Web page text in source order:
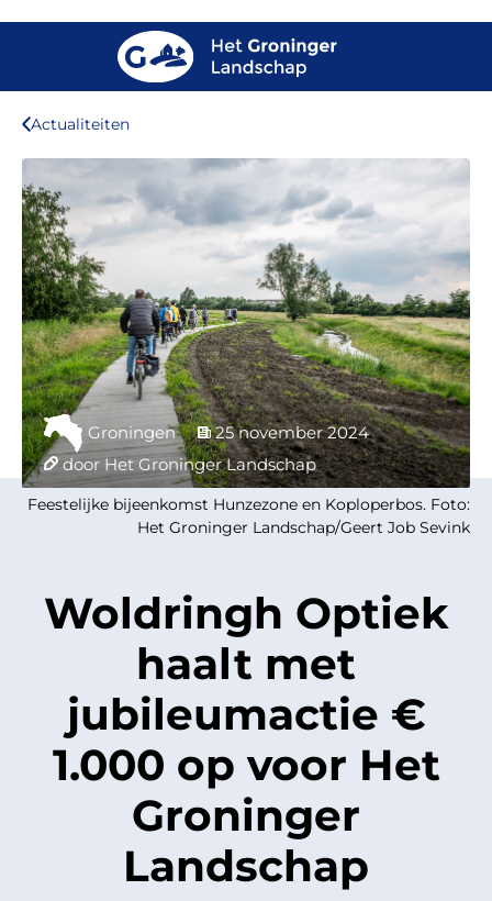
Actualiteiten
Groningen
25 november 2024
door Het Groninger Landschap
Feestelijke bijeenkomst Hunzezone en Koploperbos. Foto:
Het Groninger Landschap/Geert Job Sevink
Woldringh Optiek
haalt met
jubileumactie €
1.000 op voor Het
Groninger
Landschap